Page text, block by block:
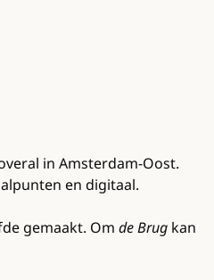
in Amsterdam-Oost.
en digitaal.
gemaakt. Om de Brug kan